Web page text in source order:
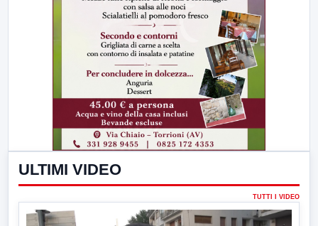
ULTIMI VIDEO
TUTTI I VIDEO